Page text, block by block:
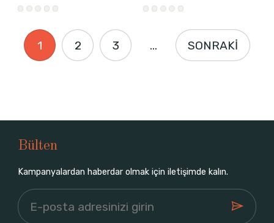
1 2 3 ... SONRAKİ
Bülten
Kampanyalardan haberdar olmak için iletişimde kalın.